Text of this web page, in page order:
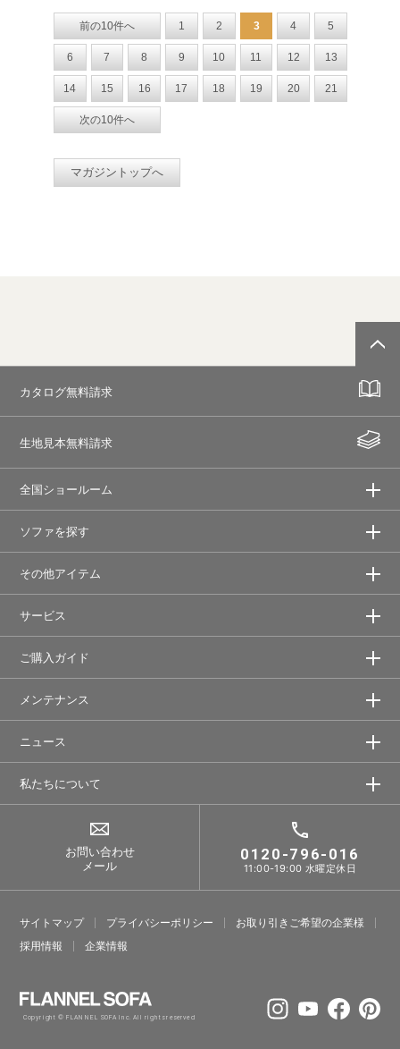
前の10件へ 1 2 3 4 5
6 7 8 9 10 11 12 13
14 15 16 17 18 19 20 21
次の10件へ
マガジントップへ
カタログ無料請求
生地見本無料請求
全国ショールーム
ソファを探す
その他アイテム
サービス
ご購入ガイド
メンテナンス
ニュース
私たちについて
お問い合わせ
メール
0120-796-016
11:00-19:00 水曜定休日
サイトマップ プライバシーポリシー
お取り引きご希望の企業様
採⽤情報
企業情報
Copyright © FLANNEL SOFA Inc. All rights reserved